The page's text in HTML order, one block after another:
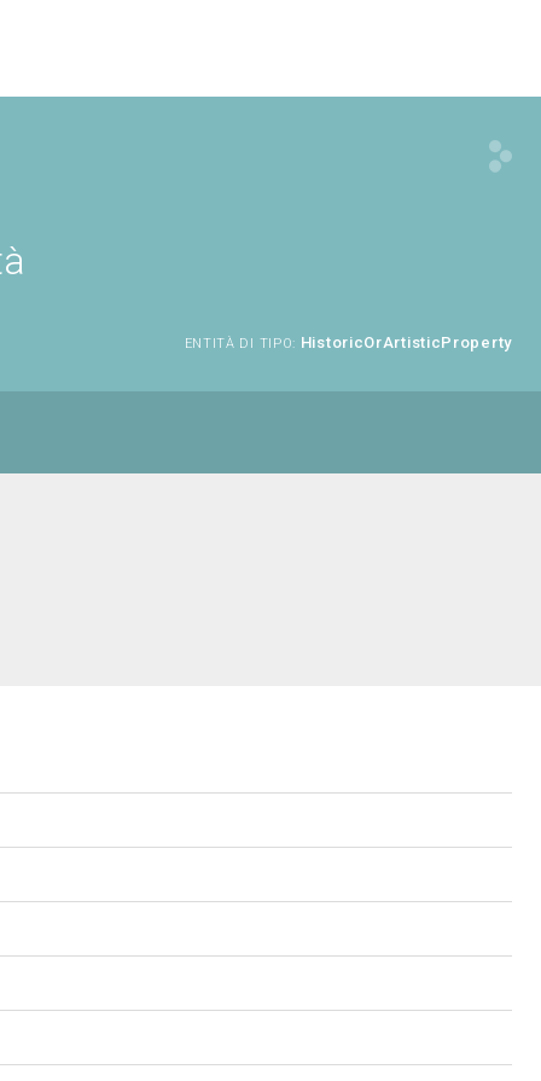
ENTITÀ DI TIPO: HistoricOrArtisticProperty